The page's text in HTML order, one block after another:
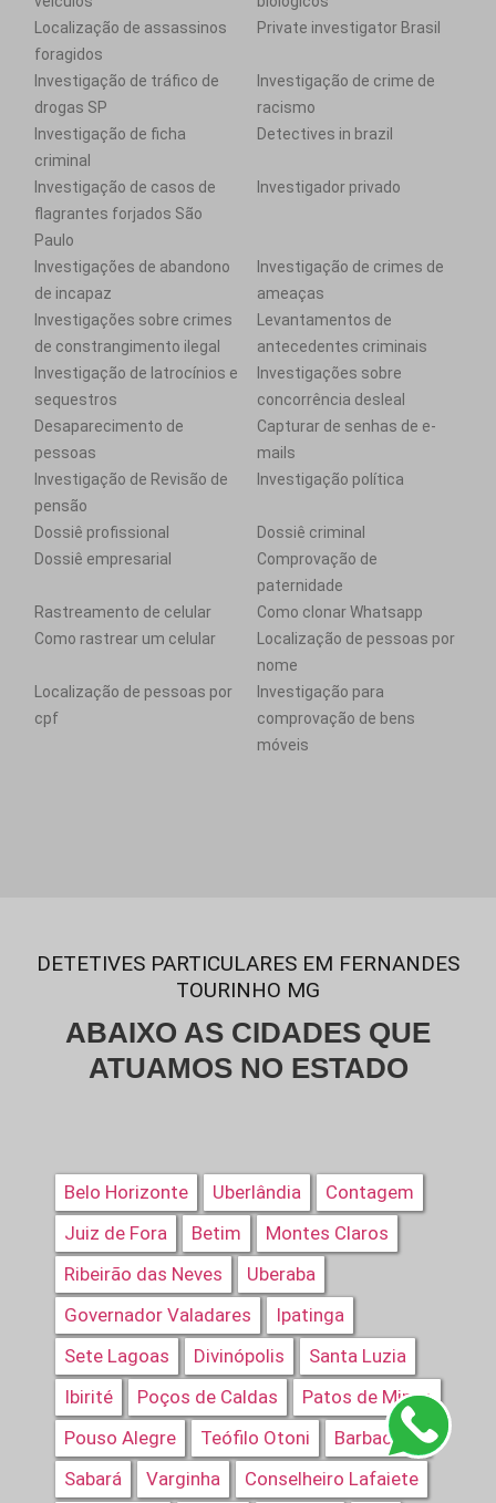
Localização de assassinos
foragidos
Private investigator Brasil
Investigação de tráfico de
drogas SP
Investigação de crime de
racismo
Investigação de ficha
criminal
Detectives in brazil
Investigação de casos de
flagrantes forjados São
Paulo
Investigador privado
Investigações de abandono
de incapaz
Investigação de crimes de
ameaças
Investigações sobre crimes
de constrangimento ilegal
Levantamentos de
antecedentes criminais
Investigação de latrocínios e
sequestros
Investigações sobre
concorrência desleal
Desaparecimento de
pessoas
Capturar de senhas de e-
mails
Investigação de Revisão de
pensão
Investigação política
Dossiê profissional
Dossiê criminal
Dossiê empresarial
Comprovação de
paternidade
Rastreamento de celular
Como clonar Whatsapp
Como rastrear um celular
Localização de pessoas por
nome
Localização de pessoas por
cpf
Investigação para
comprovação de bens
móveis
DETETIVES PARTICULARES EM FERNANDES
TOURINHO MG
ABAIXO AS CIDADES QUE
ATUAMOS NO ESTADO
Belo Horizonte Uberlândia
Contagem
Juiz de Fora
Betim
Montes Claros
Ribeirão das Neves
Uberaba
Governador Valadares
Ipatinga
Sete Lagoas
Divinópolis
Santa Luzia
Ibirité
Poços de Caldas
Patos de Minas
Pouso Alegre
Teófilo Otoni
Barbacena
Sabará
Varginha Conselheiro Lafaiete